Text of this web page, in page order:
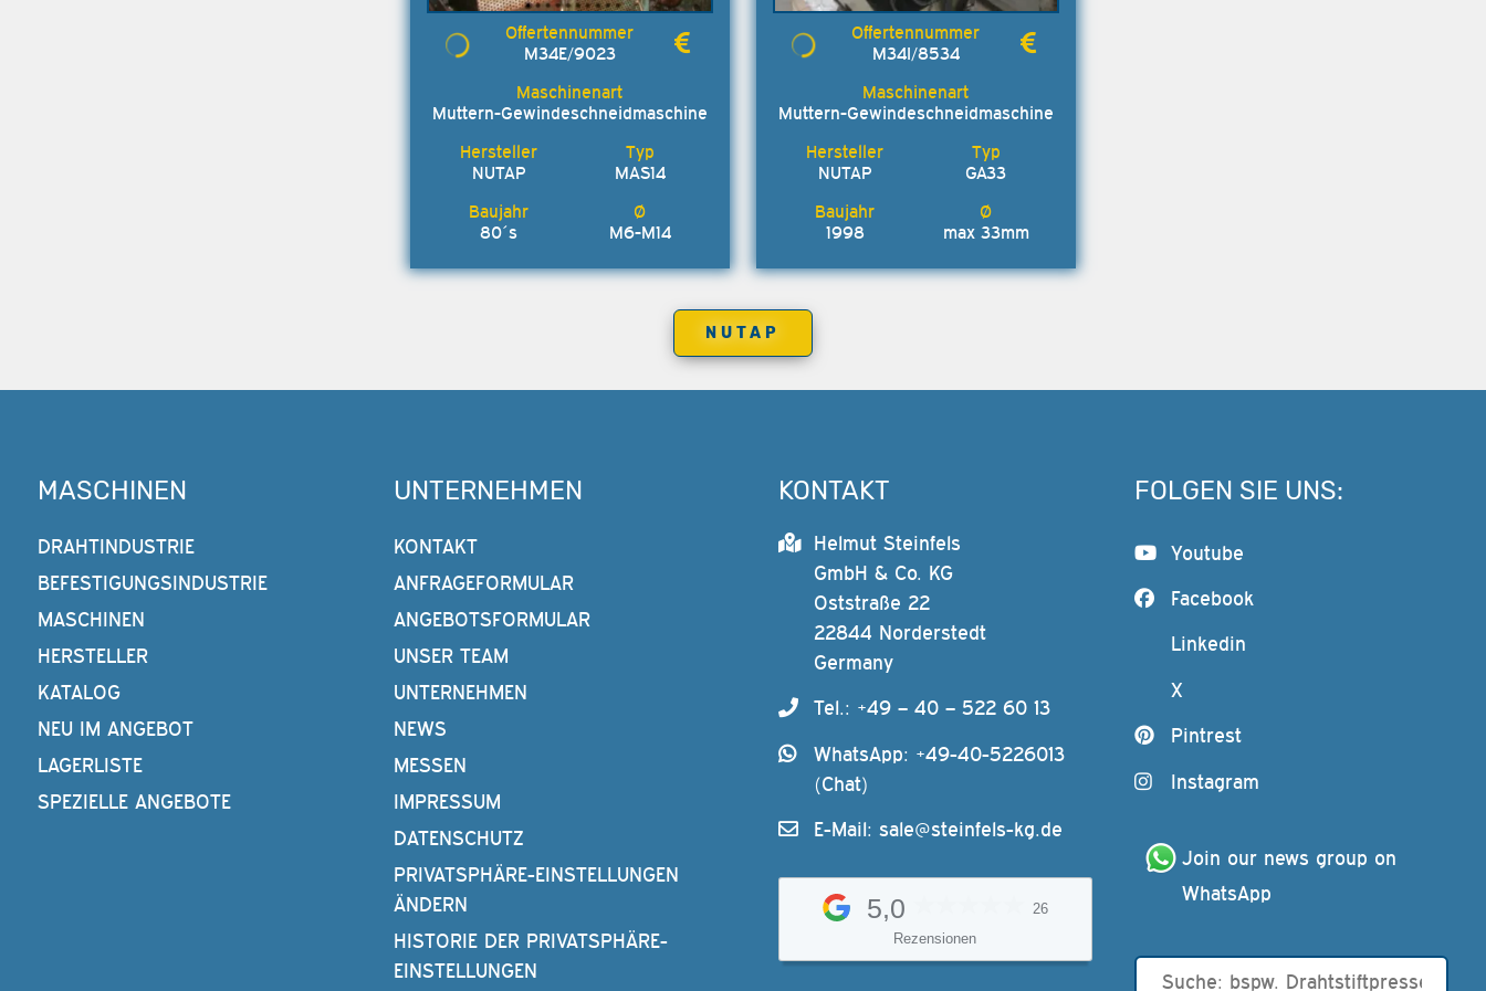
M34E/9023
Muttern-Gewindeschneidmaschine
NUTAP MAS14
80´s M6-M14
M34I/8534
Muttern-Gewindeschneidmaschine
NUTAP GA33
1998 max 33mm
NUTAP
MASCHINEN
DRAHTINDUSTRIE
BEFESTIGUNGSINDUSTRIE
MASCHINEN
HERSTELLER
KATALOG
NEU IM ANGEBOT
LAGERLISTE
SPEZIELLE ANGEBOTE
UNTERNEHMEN
KONTAKT
ANFRAGEFORMULAR
ANGEBOTSFORMULAR
UNSER TEAM
UNTERNEHMEN
NEWS
MESSEN
IMPRESSUM
DATENSCHUTZ
PRIVATSPHÄRE-EINSTELLUNGEN
ÄNDERN
HISTORIE DER PRIVATSPHÄRE-
EINSTELLUNGEN
KONTAKT
Helmut Steinfels
GmbH & Co. KG
Oststraße 22
22844 Norderstedt
Germany
Tel.: +49 – 40 – 522 60 13
WhatsApp: +49-40-5226013
(Chat)
E-Mail:sale@steinfels-kg.de
5,0
26
Rezensionen
FOLGEN SIE UNS:
Youtube
Facebook
Linkedin
X
Pintrest
Instagram
Join our news group on
WhatsApp